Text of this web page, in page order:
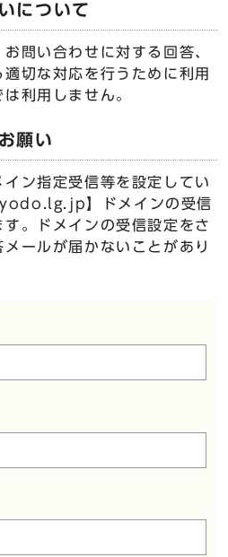
について
問い合わせに対する回答、
切な対応を行うために利用
利用しません。
願い
ン指定受信等を設定してい
】ドメインの受信
。ドメインの受信設定をさ
ールが届かないことがあり